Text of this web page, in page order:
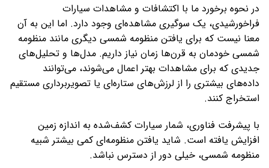
در نحوه برخورد ما با اکتشافات و مشاهدات سیارات
فراخورشیدی، یک سوگیری مشاهده‌ای وجود دارد. اما این به آن
معنا نیست که برای یافتن منظومه شمسی دیگری مانند منظومه
شمسی خودمان به قرن‌ها زمان نیاز داریم. مدل‌ها و تحلیل‌های
جدیدی که برای مشاهدات بهتر اعمال می‌شوند، می‌توانند
داده‌های بیشتری را از لرزش‌های ستاره‌ای یا تصویربرداری مستقیم
استخراج کنند.
با پیشرفت فناوری، شمار سیارات کشف‌شده به اندازه زمین
افزایش یافته است. شاید یافتن منظومه‌ای کمی بیشتر شبیه
منظومه شمسی، خیلی دور از دسترس نباشد.